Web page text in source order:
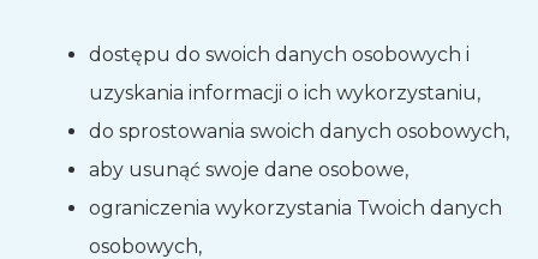
dostępu do swoich danych osobowych i
uzyskania informacji o ich wykorzystaniu,
do sprostowania swoich danych osobowych,
aby usunąć swoje dane osobowe,
ograniczenia wykorzystania Twoich danych
osobowych,